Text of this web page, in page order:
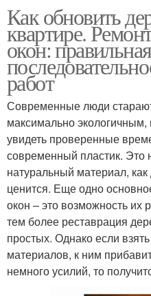
Как обновить
квартире.
окон: правильная
работ
Современные люди
максимально
увидеть проверенные
современный пластик. Это
натуральный материал,
ценится. Еще одно
окон – это возможность их
тем более реставрация
простых. Однако если
материалов, к ним
немного усилий, то